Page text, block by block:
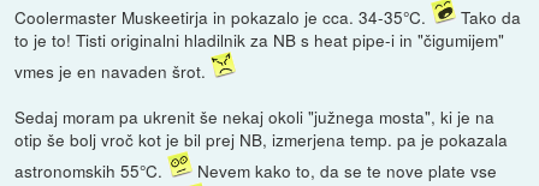
Coolermaster Muskeetirja in pokazalo je cca. 34-35°C.
Tako da
to je to! Tisti originalni hladilnik za NB s heat pipe-i in "čigumijem"
vmes je en navaden šrot.
Sedaj moram pa ukrenit še nekaj okoli "južnega mosta", ki je na
otip še bolj vroč kot je bil prej NB, izmerjena temp. pa je pokazala
astronomskih 55°C.
Nevem kako to, da se te nove plate vse